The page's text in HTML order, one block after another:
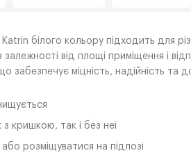
білого кольору підходить для
залежності від площі приміщення і
забезпечує міцність, надійність та
кришкою, так і без неї
розміщуватися на підлозі